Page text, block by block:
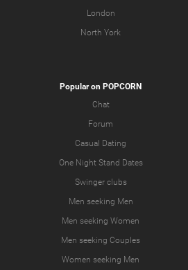
London
North York
Popular on POPCORN
Chat
Forum
Casual Dating
One Night Stand Dates
Swinger clubs
Men seeking Men
Men seeking Women
Men seeking Couples
Women seeking Men